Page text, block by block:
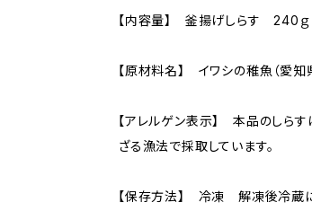
【内容量】 釜揚げしらす 240ｇ
【原材料名】 イワシの稚魚（愛
【アレルゲン表示】 本品のしらす
ざる漁法で採取しています。
【保存方法】 冷凍 解凍後冷蔵